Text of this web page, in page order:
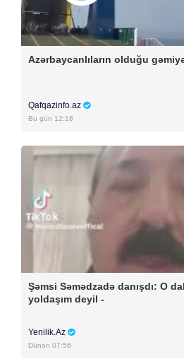
Azərbaycanlıların olduğu
Qafqazinfo.az
Bu gün 12:18
Şəmsi Səmədzadə danışdı: O
yoldaşım deyil -
Yenilik.Az
Dünən 07:56